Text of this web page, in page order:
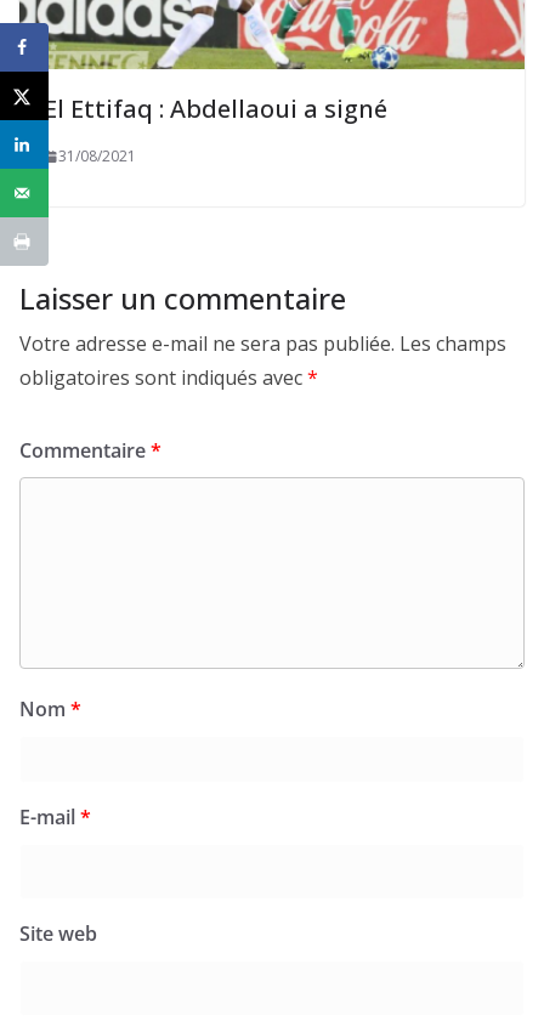
El Ettifaq : Abdellaoui a signé
31/08/2021
Laisser un commentaire
Votre adresse e-mail ne sera pas publiée. Les champs
obligatoires sont indiqués avec*
Commentaire*
Nom *
E-mail*
Site web